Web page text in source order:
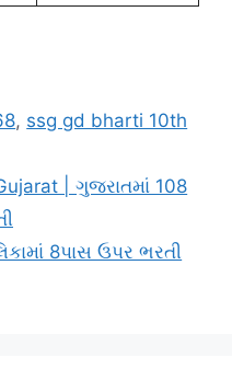
, ssg gd bharti 10th
| ગુજરાતમાં 108
8પાસ ઉપર ભરતી